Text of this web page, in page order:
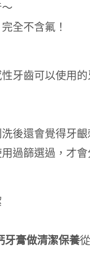
全不含氟！
⽛⿒可以使⽤
後還會覺得⽛
過篩選過，才
⽛膏做清潔保養